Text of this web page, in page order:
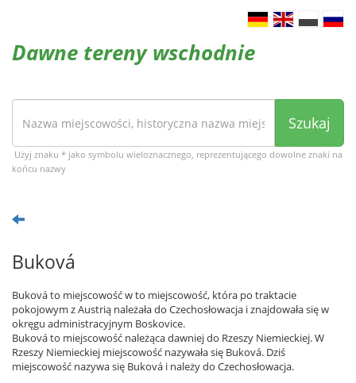
Dawne tereny wschodnie
Szukaj
Użyj znaku * jako symbolu wieloznacznego, reprezentującego dowolne znaki na
końcu nazwy
Buková
Buková to miejscowość w to miejscowość, która po traktacie
pokojowym z Austrią należała do Czechosłowacja i znajdowała się w
okręgu administracyjnym Boskovice.
Buková to miejscowość należąca dawniej do Rzeszy Niemieckiej. W
Rzeszy Niemieckiej miejscowość nazywała się Buková. Dziś
miejscowość nazywa się Buková i należy do Czechosłowacja.